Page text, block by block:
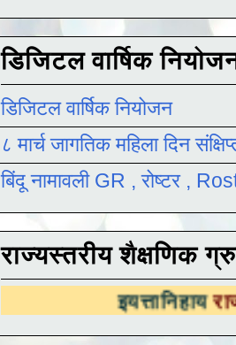
डिजिटल वार्षिक
डिजिटल वार्षिक नियोजन
८ मार्च जागतिक महिला दिन
बिंदू नामावली GR , रोष्टर ,
राज्यस्तरीय शैक्षणिक
राज्यस्तरीय